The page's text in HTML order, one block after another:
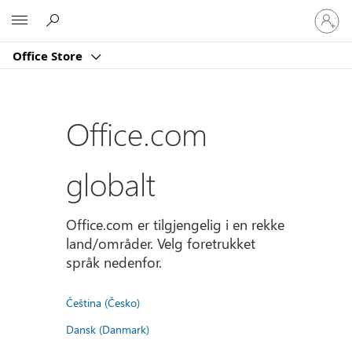
Office Store
Logg
på
kontoen
Office.com
globalt
Office.com er tilgjengelig i en rekke
land/områder. Velg foretrukket
språk nedenfor.
Čeština (Česko)
Dansk (Danmark)